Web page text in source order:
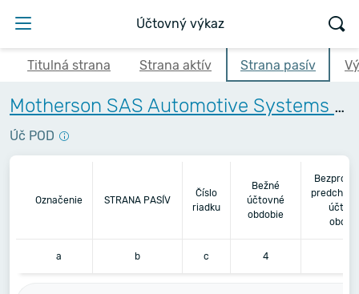
Účtovný výkaz
Titulná strana Strana aktív Strana pasív
Motherson SAS Automotive Systems and Technologies Slovakia s.r.o.
Úč POD
Označenie STRANA PASÍV
Číslo
riadku
Bežné
účtovné
obdobie
a b c 4